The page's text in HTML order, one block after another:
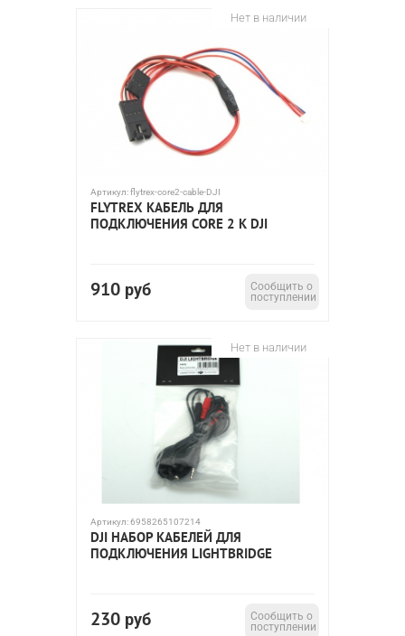
Нет в наличии
Артикул:flytrex-core2-cable-DJI
FLYTREX КАБЕЛЬ ДЛЯ
ПОДКЛЮЧЕНИЯ CORE 2 К DJI
910 руб
Сообщить о
поступлении
Нет в наличии
Артикул:6958265107214
DJI НАБОР КАБЕЛЕЙ ДЛЯ
ПОДКЛЮЧЕНИЯ LIGHTBRIDGE
230 руб
Сообщить о
поступлении